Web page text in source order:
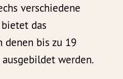
verschiedene
das
denen bis zu 19
werden.